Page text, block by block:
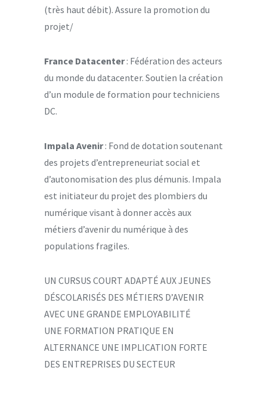
(très haut débit). Assure la promotion du
projet/
France Datacenter: Fédération des acteurs
du monde du datacenter. Soutien la création
d’un module de formation pour techniciens
DC.
Impala Avenir: Fond de dotation soutenant
des projets d’entrepreneuriat social et
d’autonomisation des plus démunis. Impala
est initiateur du projet des plombiers du
numérique visant à donner accès aux
métiers d’avenir du numérique à des
populations fragiles.
UN CURSUS COURT ADAPTÉ AUX JEUNES
DÉSCOLARISÉS DES MÉTIERS D’AVENIR
AVEC UNE GRANDE EMPLOYABILITÉ
UNE FORMATION PRATIQUE EN
ALTERNANCE UNE IMPLICATION FORTE
DES ENTREPRISES DU SECTEUR